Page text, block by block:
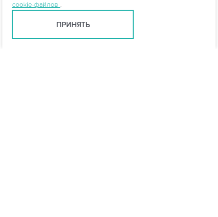
cookie-файлов .
ПРИНЯТЬ